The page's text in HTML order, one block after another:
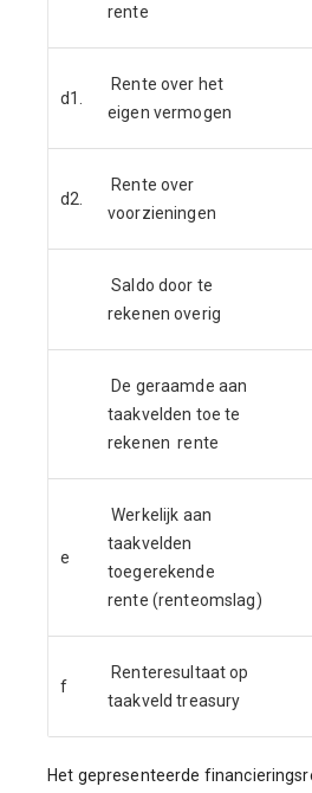
rente
d1.
Rente over het
eigen vermogen
d2.
Rente over
voorzieningen
Saldo door te
rekenen overig
De geraamde aan
taakvelden toe te
rekenen rente
e
Werkelijk aan
taakvelden
toegerekende
rente (renteomslag)
f
Renteresultaat op
taakveld treasury
Het gepresenteerde